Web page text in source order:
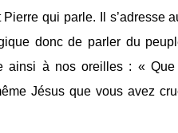
Pierre qui parle. Il s’adresse
donc de parler du
ainsi à nos oreilles : «
Jésus que vous avez